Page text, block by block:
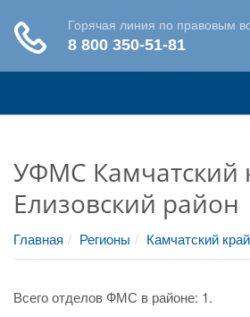
УФМС Камчатский
Елизовский район
Главная Регионы Камчатский край
Всего отделов ФМС в районе: 1.